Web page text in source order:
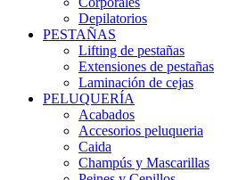
Depilatorios
PESTAÑAS
Lifting de pestañas
Extensiones de pestañas
Laminación de cejas
PELUQUERÍA
Acabados
Accesorios peluqueria
Caida
Champús y Mascarillas